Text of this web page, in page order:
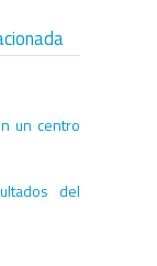
un centro
del